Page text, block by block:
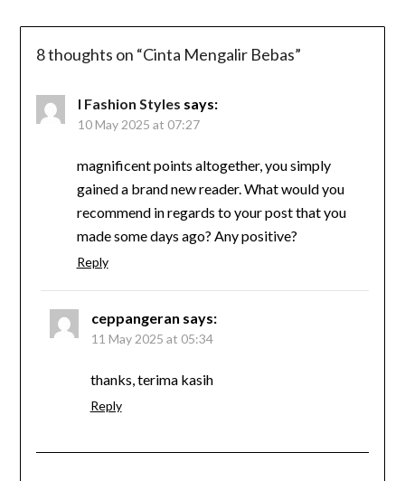
8 thoughts on “Cinta Mengalir Bebas”
I Fashion Styles says:
10 May 2025 at 07:27
magnificent points altogether, you simply
gained a brand new reader. What would you
recommend in regards to your post that you
made some days ago? Any positive?
Reply
ceppangeran says:
11 May 2025 at 05:34
thanks, terima kasih
Reply